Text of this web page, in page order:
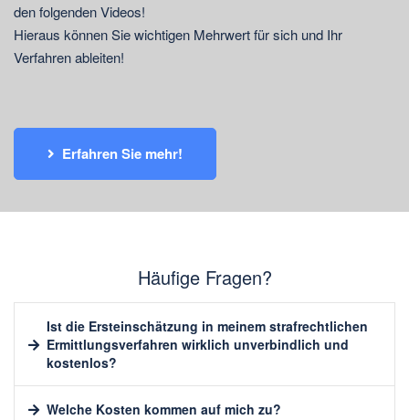
den folgenden Videos!
Hieraus können Sie wichtigen Mehrwert für sich und Ihr
Verfahren ableiten!
Erfahren Sie mehr!
Häufige Fragen?
Ist die Ersteinschätzung in meinem strafrechtlichen
Ermittlungsverfahren wirklich unverbindlich und
kostenlos?
Welche Kosten kommen auf mich zu?